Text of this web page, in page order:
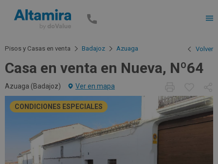
Pisos y Casas en venta Badajoz Azuaga Volver
Casa en venta en Nueva, Nº64
Azuaga (Badajoz) Ver en mapa
CONDICIONES ESPECIALES